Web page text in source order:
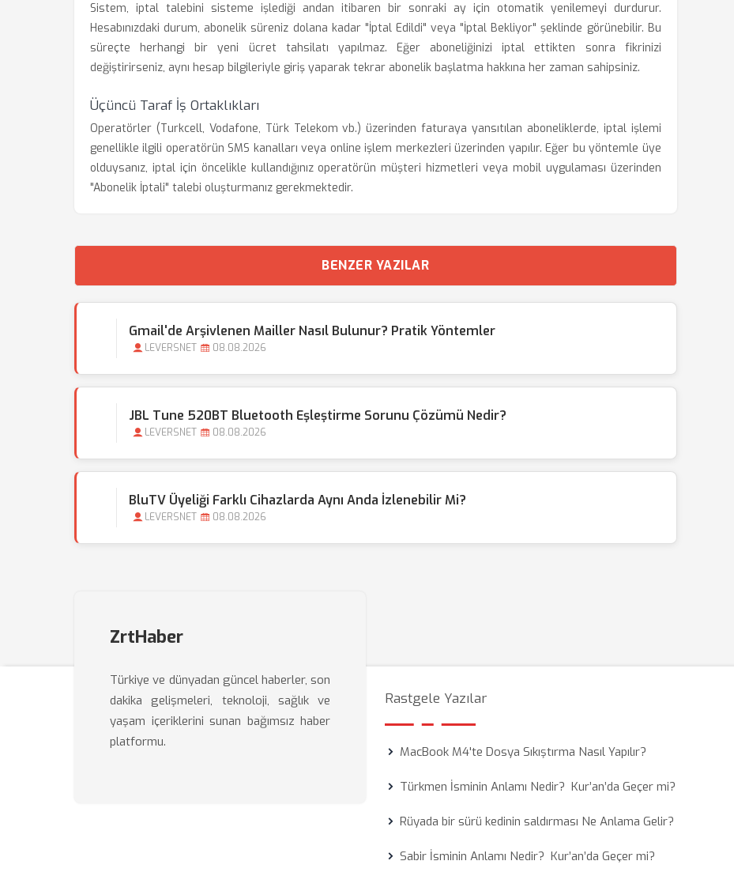
Sistem, iptal talebini sisteme işlediği andan itibaren bir sonraki ay için otomatik yenilemeyi durdurur.
Hesabınızdaki durum, abonelik süreniz dolana kadar "İptal Edildi" veya "İptal Bekliyor" şeklinde görünebilir. Bu
süreçte herhangi bir yeni ücret tahsilatı yapılmaz. Eğer aboneliğinizi iptal ettikten sonra fikrinizi
değiştirirseniz, aynı hesap bilgileriyle giriş yaparak tekrar abonelik başlatma hakkına her zaman sahipsiniz.
Üçüncü Taraf İş Ortaklıkları
Operatörler (Turkcell, Vodafone, Türk Telekom vb.) üzerinden faturaya yansıtılan aboneliklerde, iptal işlemi
genellikle ilgili operatörün SMS kanalları veya online işlem merkezleri üzerinden yapılır. Eğer bu yöntemle üye
olduysanız, iptal için öncelikle kullandığınız operatörün müşteri hizmetleri veya mobil uygulaması üzerinden
"Abonelik İptali" talebi oluşturmanız gerekmektedir.
BENZER YAZILAR
Gmail'de Arşivlenen Mailler Nasıl Bulunur? Pratik Yöntemler
LEVERSNET 08.08.2026
JBL Tune 520BT Bluetooth Eşleştirme Sorunu Çözümü Nedir?
LEVERSNET 08.08.2026
BluTV Üyeliği Farklı Cihazlarda Aynı Anda İzlenebilir Mi?
LEVERSNET 08.08.2026
ZrtHaber
Türkiye ve dünyadan güncel haberler, son
dakika gelişmeleri, teknoloji, sağlık ve
yaşam içeriklerini sunan bağımsız haber
platformu.
Rastgele Yazılar
MacBook M4'te Dosya Sıkıştırma Nasıl Yapılır?
Türkmen İsminin Anlamı Nedir? Kur’an’da Geçer mi?
Rüyada bir sürü kedinin saldırması Ne Anlama Gelir?
Sabir İsminin Anlamı Nedir? Kur’an’da Geçer mi?